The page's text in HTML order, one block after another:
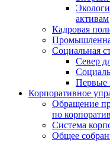
активам
Кадровая
Социальная
Север
Первые
Корпоративное
Обращение
по
Система
Общее